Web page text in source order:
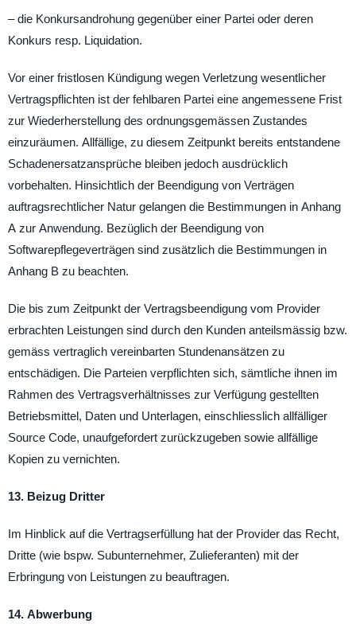
– die Konkursandrohung gegenüber einer Partei oder deren
Konkurs resp. Liquidation.
Vor einer fristlosen Kündigung wegen Verletzung wesentlicher
Vertragspflichten ist der fehlbaren Partei eine angemessene Frist
zur Wiederherstellung des ordnungsgemässen Zustandes
einzuräumen. Allfällige, zu diesem Zeitpunkt bereits entstandene
Schadenersatzansprüche bleiben jedoch ausdrücklich
vorbehalten. Hinsichtlich der Beendigung von Verträgen
auftragsrechtlicher Natur gelangen die Bestimmungen in Anhang
A zur Anwendung. Bezüglich der Beendigung von
Softwarepflegeverträgen sind zusätzlich die Bestimmungen in
Anhang B zu beachten.
Die bis zum Zeitpunkt der Vertragsbeendigung vom Provider
erbrachten Leistungen sind durch den Kunden anteilsmässig bzw.
gemäss vertraglich vereinbarten Stundenansätzen zu
entschädigen. Die Parteien verpflichten sich, sämtliche ihnen im
Rahmen des Vertragsverhältnisses zur Verfügung gestellten
Betriebsmittel, Daten und Unterlagen, einschliesslich allfälliger
Source Code, unaufgefordert zurückzugeben sowie allfällige
Kopien zu vernichten.
13. Beizug Dritter
Im Hinblick auf die Vertragserfüllung hat der Provider das Recht,
Dritte (wie bspw. Subunternehmer, Zulieferanten) mit der
Erbringung von Leistungen zu beauftragen.
14. Abwerbung